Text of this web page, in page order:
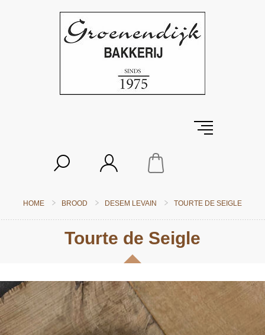
HOME BROOD DESEM LEVAIN TOURTE DE SEIGLE
Tourte de Seigle